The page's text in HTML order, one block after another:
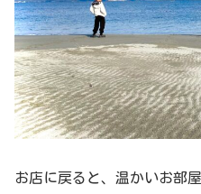
お店に戻ると、温かいお部